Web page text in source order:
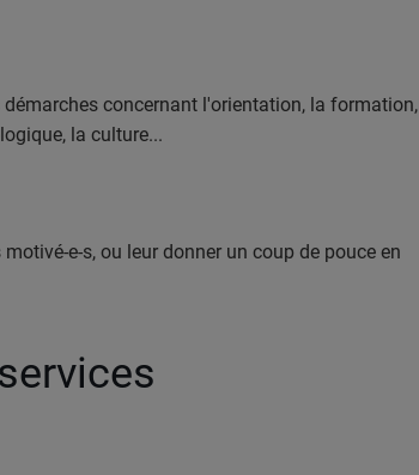
concernant l'orientation, la formation,
la culture...
e-s, ou leur donner un coup de pouce en